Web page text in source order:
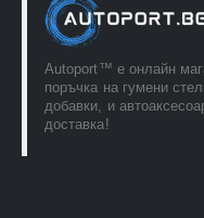
Autoport™ e онлайн
поръчка на гумени
добавки, и
доставка!